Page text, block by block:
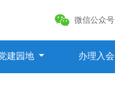
微信公众号
建园地 办理入会